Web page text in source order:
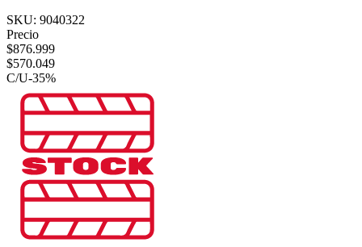
SKU: 9040322
Precio
$876.999
$570.049
C/U-35%